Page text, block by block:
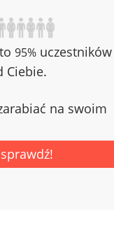
95% uczestników
Ciebie.
na swoim